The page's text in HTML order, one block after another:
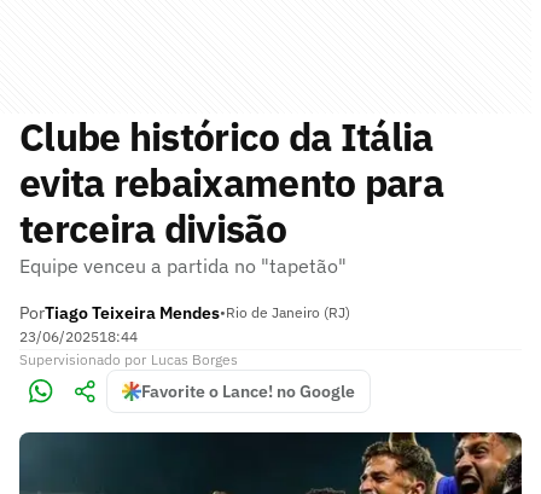
Clube histórico da Itália
evita rebaixamento para
terceira divisão
Equipe venceu a partida no "tapetão"
PorTiago Teixeira Mendes•Rio de Janeiro (RJ)
23/06/202518:44
Supervisionado por Lucas Borges
Favorite o Lance! no Google